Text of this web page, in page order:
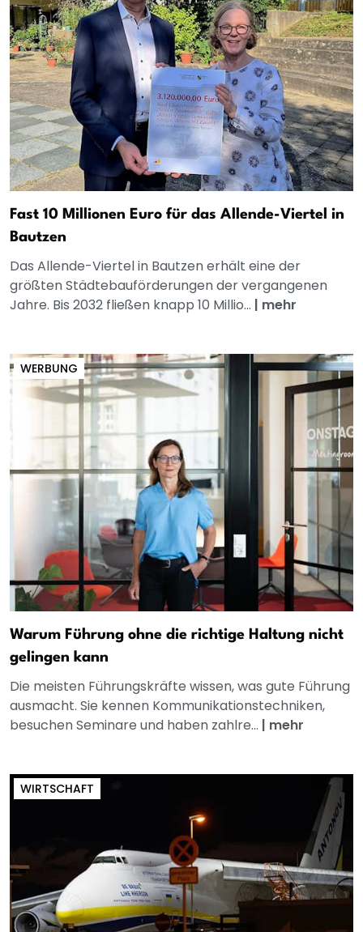
Fast 10 Millionen Euro für das Allende-Viertel in
Bautzen
Das Allende-Viertel in Bautzen erhält eine der
größten Städtebauförderungen der vergangenen
Jahre. Bis 2032 fließen knapp 10 Millio... | mehr
WERBUNG
Warum Führung ohne die richtige Haltung nicht
gelingen kann
Die meisten Führungskräfte wissen, was gute Führung
ausmacht. Sie kennen Kommunikationstechniken,
besuchen Seminare und haben zahlre... | mehr
WIRTSCHAFT